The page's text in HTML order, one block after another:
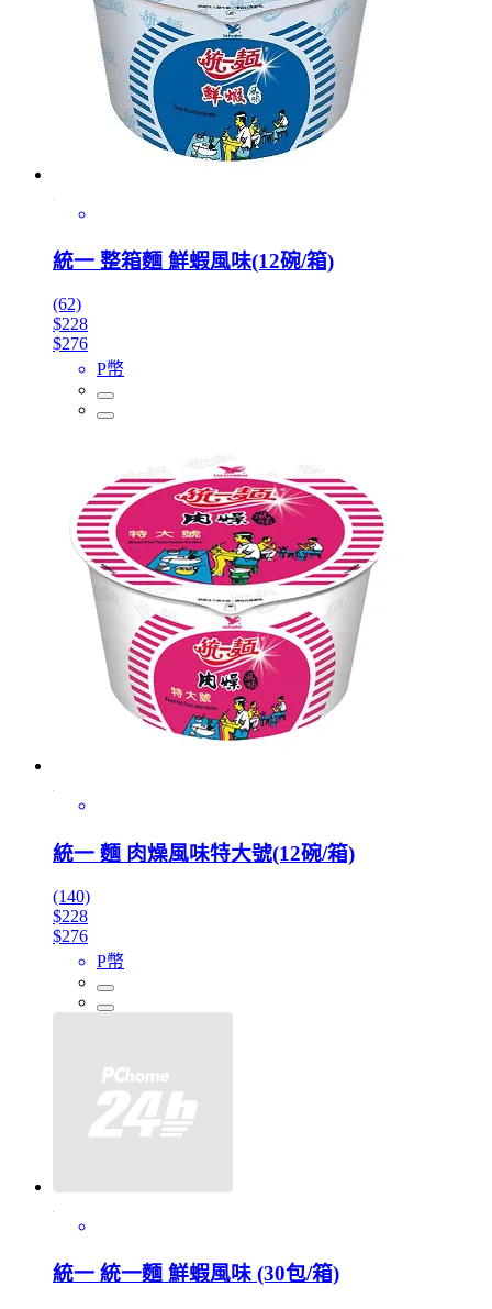
統一 整箱麵 鮮蝦風味(12碗/箱)
(62)
$228
$276
P幣
統一 麵 肉燥風味特大號(12碗/箱)
(140)
$228
$276
P幣
統一 統一麵 鮮蝦風味 (30包/箱)